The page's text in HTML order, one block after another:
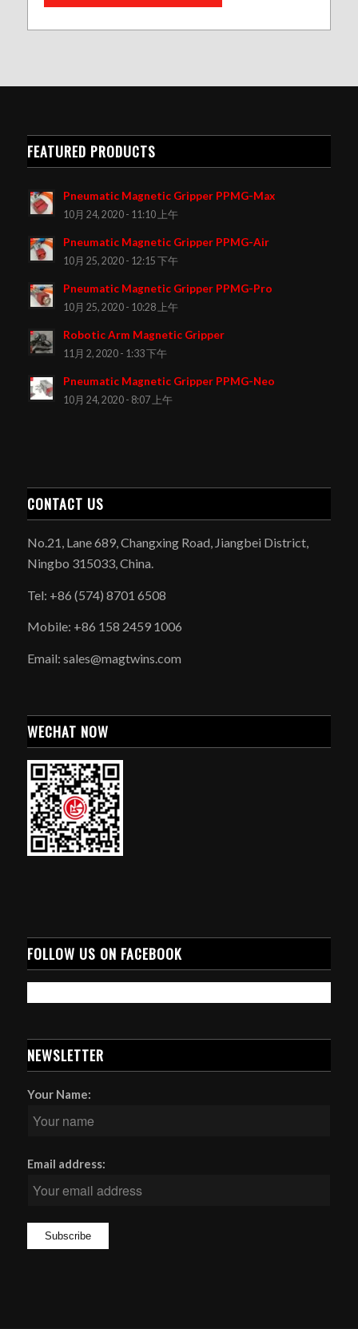
FEATURED PRODUCTS
Pneumatic Magnetic Gripper PPMG-Max
10月 24, 2020 - 11:10 上午
Pneumatic Magnetic Gripper PPMG-Air
10月 25, 2020 - 12:15 下午
Pneumatic Magnetic Gripper PPMG-Pro
10月 25, 2020 - 10:28 上午
Robotic Arm Magnetic Gripper
11月 2, 2020 - 1:33 下午
Pneumatic Magnetic Gripper PPMG-Neo
10月 24, 2020 - 8:07 上午
CONTACT US
No.21, Lane 689, Changxing Road, Jiangbei District,
Ningbo 315033, China.
Tel: +86 (574) 8701 6508
Mobile: +86 158 2459 1006
Email: sales@magtwins.com
WECHAT NOW
FOLLOW US ON FACEBOOK
NEWSLETTER
Your Name:
Email address: